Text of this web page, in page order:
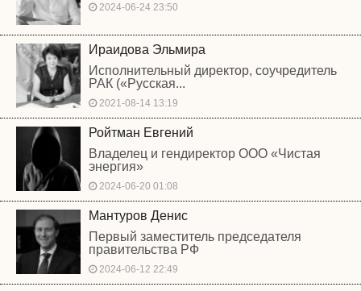
2024-06-24 23:50
Ираидова Эльмира
Исполнительный директор, соучредитель
РАК («Русская...
2021-08-14 13:19
Ройтман Евгений
Владелец и гендиректор ООО «Чистая
энергия»
2024-06-20 01:08
Мантуров Денис
Первый заместитель председателя
правительства РФ
2024-06-12 22:49